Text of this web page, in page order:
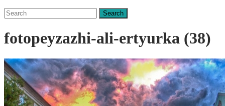
Search
for:
fotopeyzazhi-ali-ertyurka (38)